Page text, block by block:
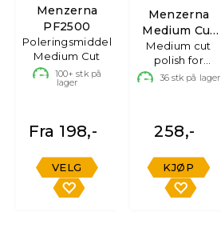
Menzerna
PF2500
Poleringsmiddel
Medium Cut
100+ stk på
lager
Fra 198,-
VELG
Menzerna
Medium Cut
Polish 2400,
250ml
Medium cut
polish for
moderat
36stk på lager
258,-
KJØP